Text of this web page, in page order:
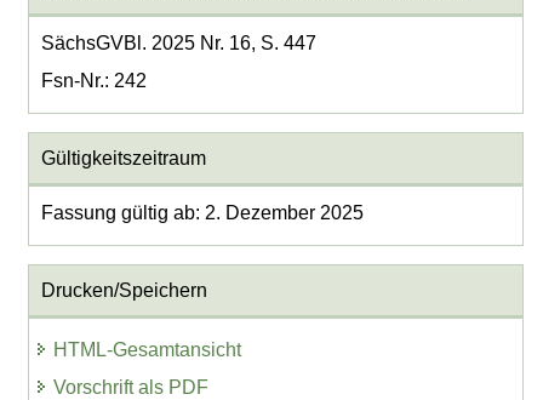
SächsGVBl. 2025 Nr. 16, S. 447
Fsn-Nr.: 242
Gültigkeitszeitraum
Fassung gültig ab: 2. Dezember 2025
Drucken/Speichern
HTML-Gesamtansicht
Vorschrift als PDF